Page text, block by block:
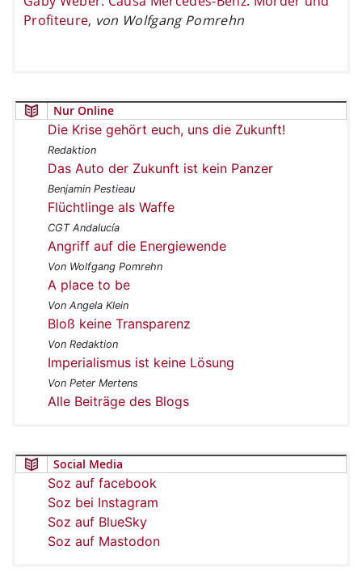
Profiteure, von Wolfgang Pomrehn
Nur Online
Die Krise gehört euch, uns die Zukunft!
Redaktion
Das Auto der Zukunft ist kein Panzer
Benjamin Pestieau
Flüchtlinge als Waffe
CGT Andalucía
Angriff auf die Energiewende
Von Wolfgang Pomrehn
A place to be
Von Angela Klein
Bloß keine Transparenz
Von Redaktion
Imperialismus ist keine Lösung
Von Peter Mertens
Alle Beiträge des Blogs
Social Media
Soz auf facebook
Soz bei Instagram
Soz auf BlueSky
Soz auf Mastodon